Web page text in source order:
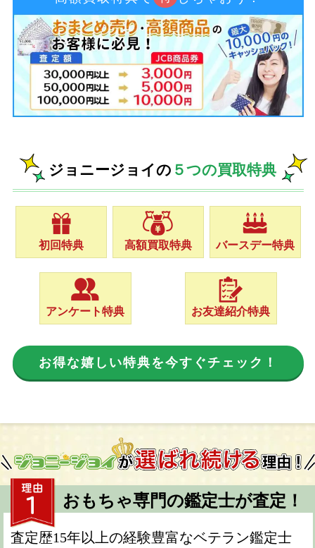
ジョニージョイの ５つの買取特典
初回特典 高額買取特典 バースデー特典
アンケート特典 お友達紹介特典
お得な嬉しい特典を今すぐチェック！
おもちゃ専門の鑑定士が査定！
査定歴15年以上の経験豊富なベテラン鑑定士